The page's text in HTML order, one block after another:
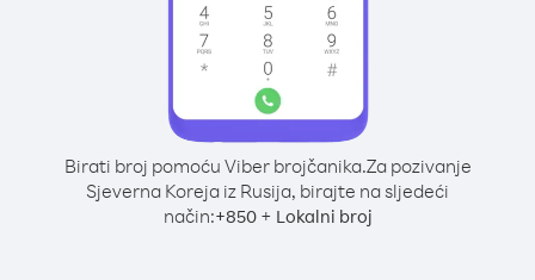
Birati broj pomoću Viber brojčanika.Za pozivanje
Sjeverna Koreja iz Rusija, birajte na sljedeći
način:+850+ Lokalni broj